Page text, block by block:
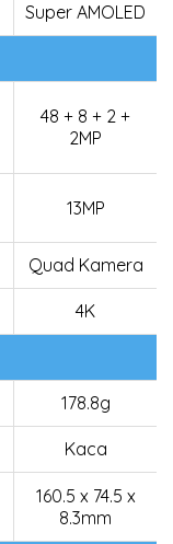
Super AMOLED
48 + 8 + 2 +
2MP
13MP
Quad Kamera
4K
178.8g
Kaca
160.5 x 74.5 x
8.3mm